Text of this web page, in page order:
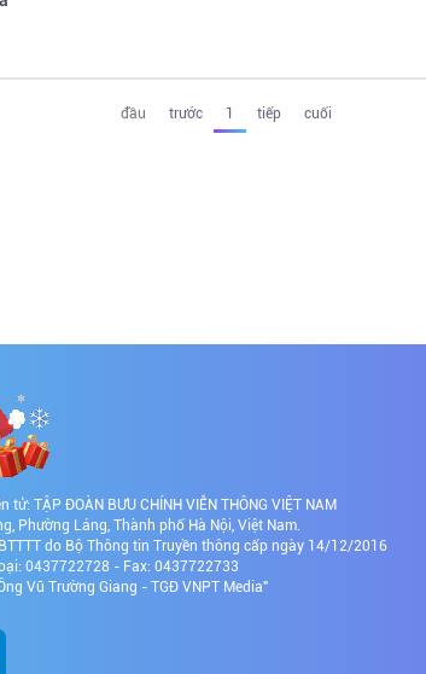
đầu trước 1 tiếp cuối
TẬP ĐOÀN BƯU CHÍNH VIỄN THÔNG VIỆT NAM
Phường Láng, Thành phố Hà Nội, Việt Nam.
do Bộ Thông tin Truyền thông cấp ngày 14/12/2016
0437722728 - Fax: 0437722733
Vũ Trường Giang - TGĐ VNPT Media"